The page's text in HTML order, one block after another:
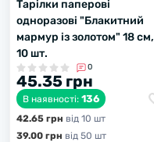
Тарілки паперові
одноразові "Блакитний
мармур із золотом" 18 см,
10 шт.
0
45.35 грн
В наявності: 136
42.65 грн вiд 10 шт
39.00 грн вiд 50 шт